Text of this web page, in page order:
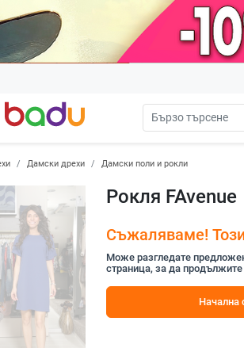
Дамски дрехи Дамски поли и рокли
Рокля FAvenue
Съжаляваме!
Може разгледате
страница, за да
Начална